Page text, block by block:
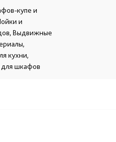
купе и
и
Выдвижные
кухни,
шкафов